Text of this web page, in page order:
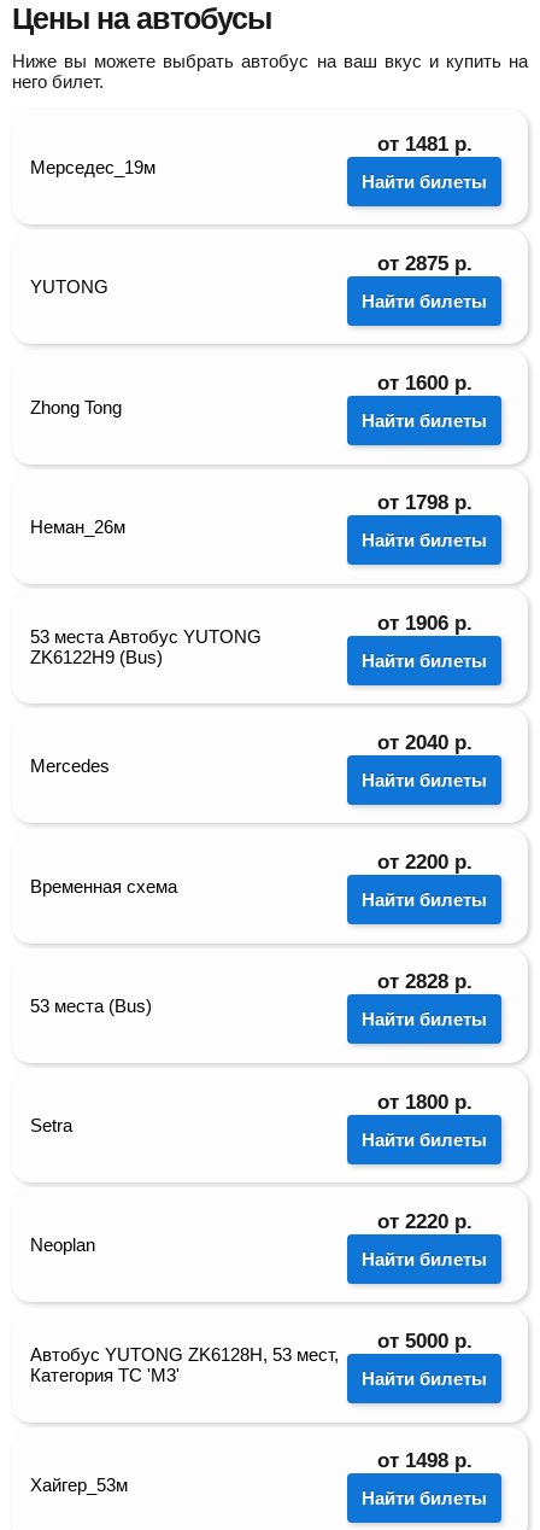
Цены на автобусы
Ниже вы можете выбрать автобус на ваш вкус и купить на
него билет.
Мерседес_19м
от 1481 р.
Найти билеты
YUTONG
от 2875 р.
Найти билеты
Zhong Tong
от 1600 р.
Найти билеты
Неман_26м
от 1798 р.
Найти билеты
53 места Автобус YUTONG
ZK6122H9 (Bus)
от 1906 р.
Найти билеты
Mercedes
от 2040 р.
Найти билеты
Временная схема
от 2200 р.
Найти билеты
53 места (Bus)
от 2828 р.
Найти билеты
Setra
от 1800 р.
Найти билеты
Neoplan
от 2220 р.
Найти билеты
Автобус YUTONG ZK6128H, 53 мест,
Категория ТС 'М3'
от 5000 р.
Найти билеты
Хайгер_53м
от 1498 р.
Найти билеты